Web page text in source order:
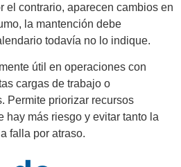
el contrario, aparecen cambios en
la mantención debe
todavía no lo indique.
útil en operaciones con
cargas de trabajo o
Permite priorizar recursos
hay más riesgo y evitar tanto la
falla por atraso.